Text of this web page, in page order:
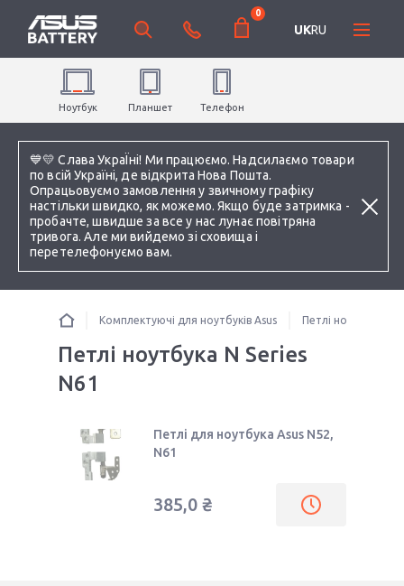
💙💛 Слава УкраЇні! Ми працюємо. Надсилаємо товари
по всій Україні, де відкрита Нова Пошта.
Опрацьовуємо замовлення у звичному графіку
настільки швидко, як можемо. Якщо буде затримка -
пробачте, швидше за все у нас лунає повітряна
тривога. Але ми вийдемо зі сховища і
перетелефонуємо вам.
0
UKRU
Ноутбук Планшет Телефон
Комплектуючі для ноутбуків Asus Петлі ноутбука
Петлі ноутбука N Series
N61
Петлі для ноутбука Asus N52,
N61
385,0 ₴